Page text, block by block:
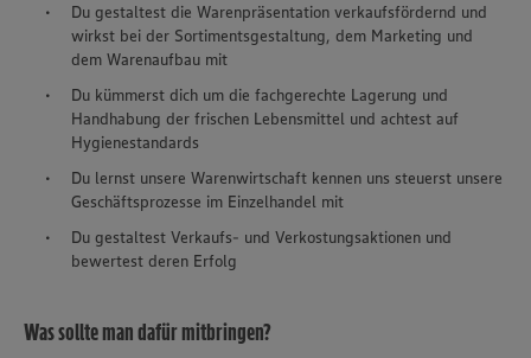
Du gestaltest die Warenpräsentation verkaufsfördernd und
wirkst bei der Sortimentsgestaltung, dem Marketing und
dem Warenaufbau mit
Du kümmerst dich um die fachgerechte Lagerung und
Handhabung der frischen Lebensmittel und achtest auf
Hygienestandards
Du lernst unsere Warenwirtschaft kennen uns steuerst unsere
Geschäftsprozesse im Einzelhandel mit
Du gestaltest Verkaufs- und Verkostungsaktionen und
bewertest deren Erfolg
Was sollte man dafür mitbringen?